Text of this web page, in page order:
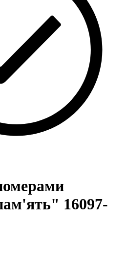
16097-